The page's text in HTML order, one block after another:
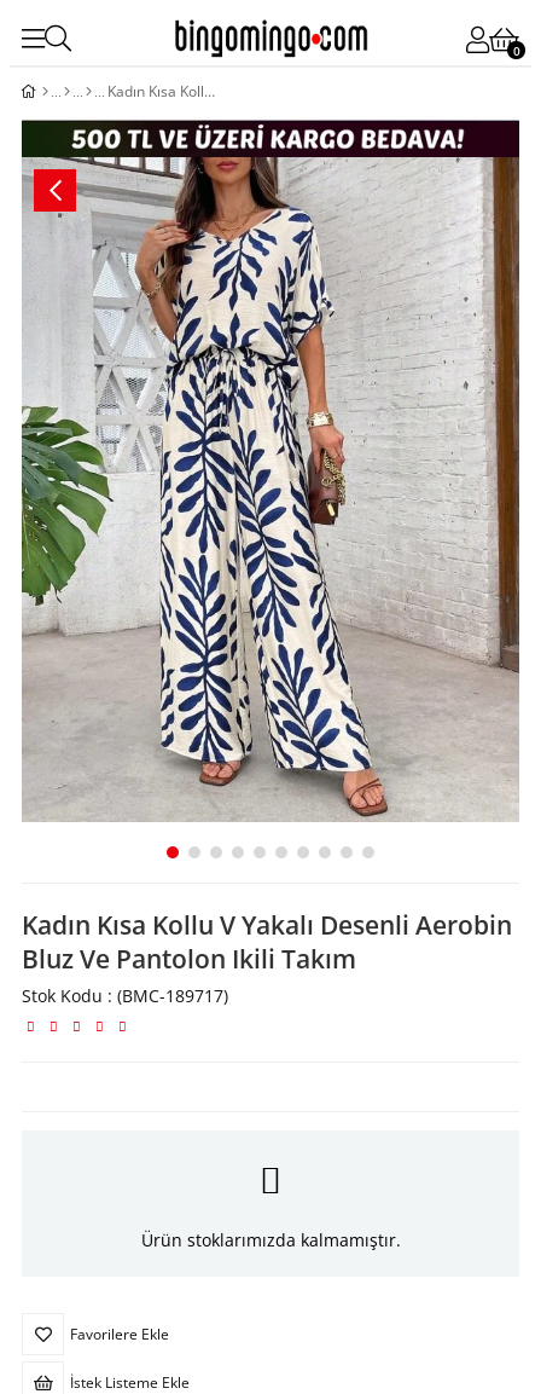
0
Kadın Kısa Kollu V Yakalı Desenli Aerobin Bluz Ve Pantolon Ikili Takım
Kadın Kısa Kollu V Yakalı Desenli Aerobin
Bluz Ve Pantolon Ikili Takım
Stok Kodu (BMC-189717)
Ürün stoklarımızda kalmamıştır.
Favorilere Ekle
İstek Listeme Ekle